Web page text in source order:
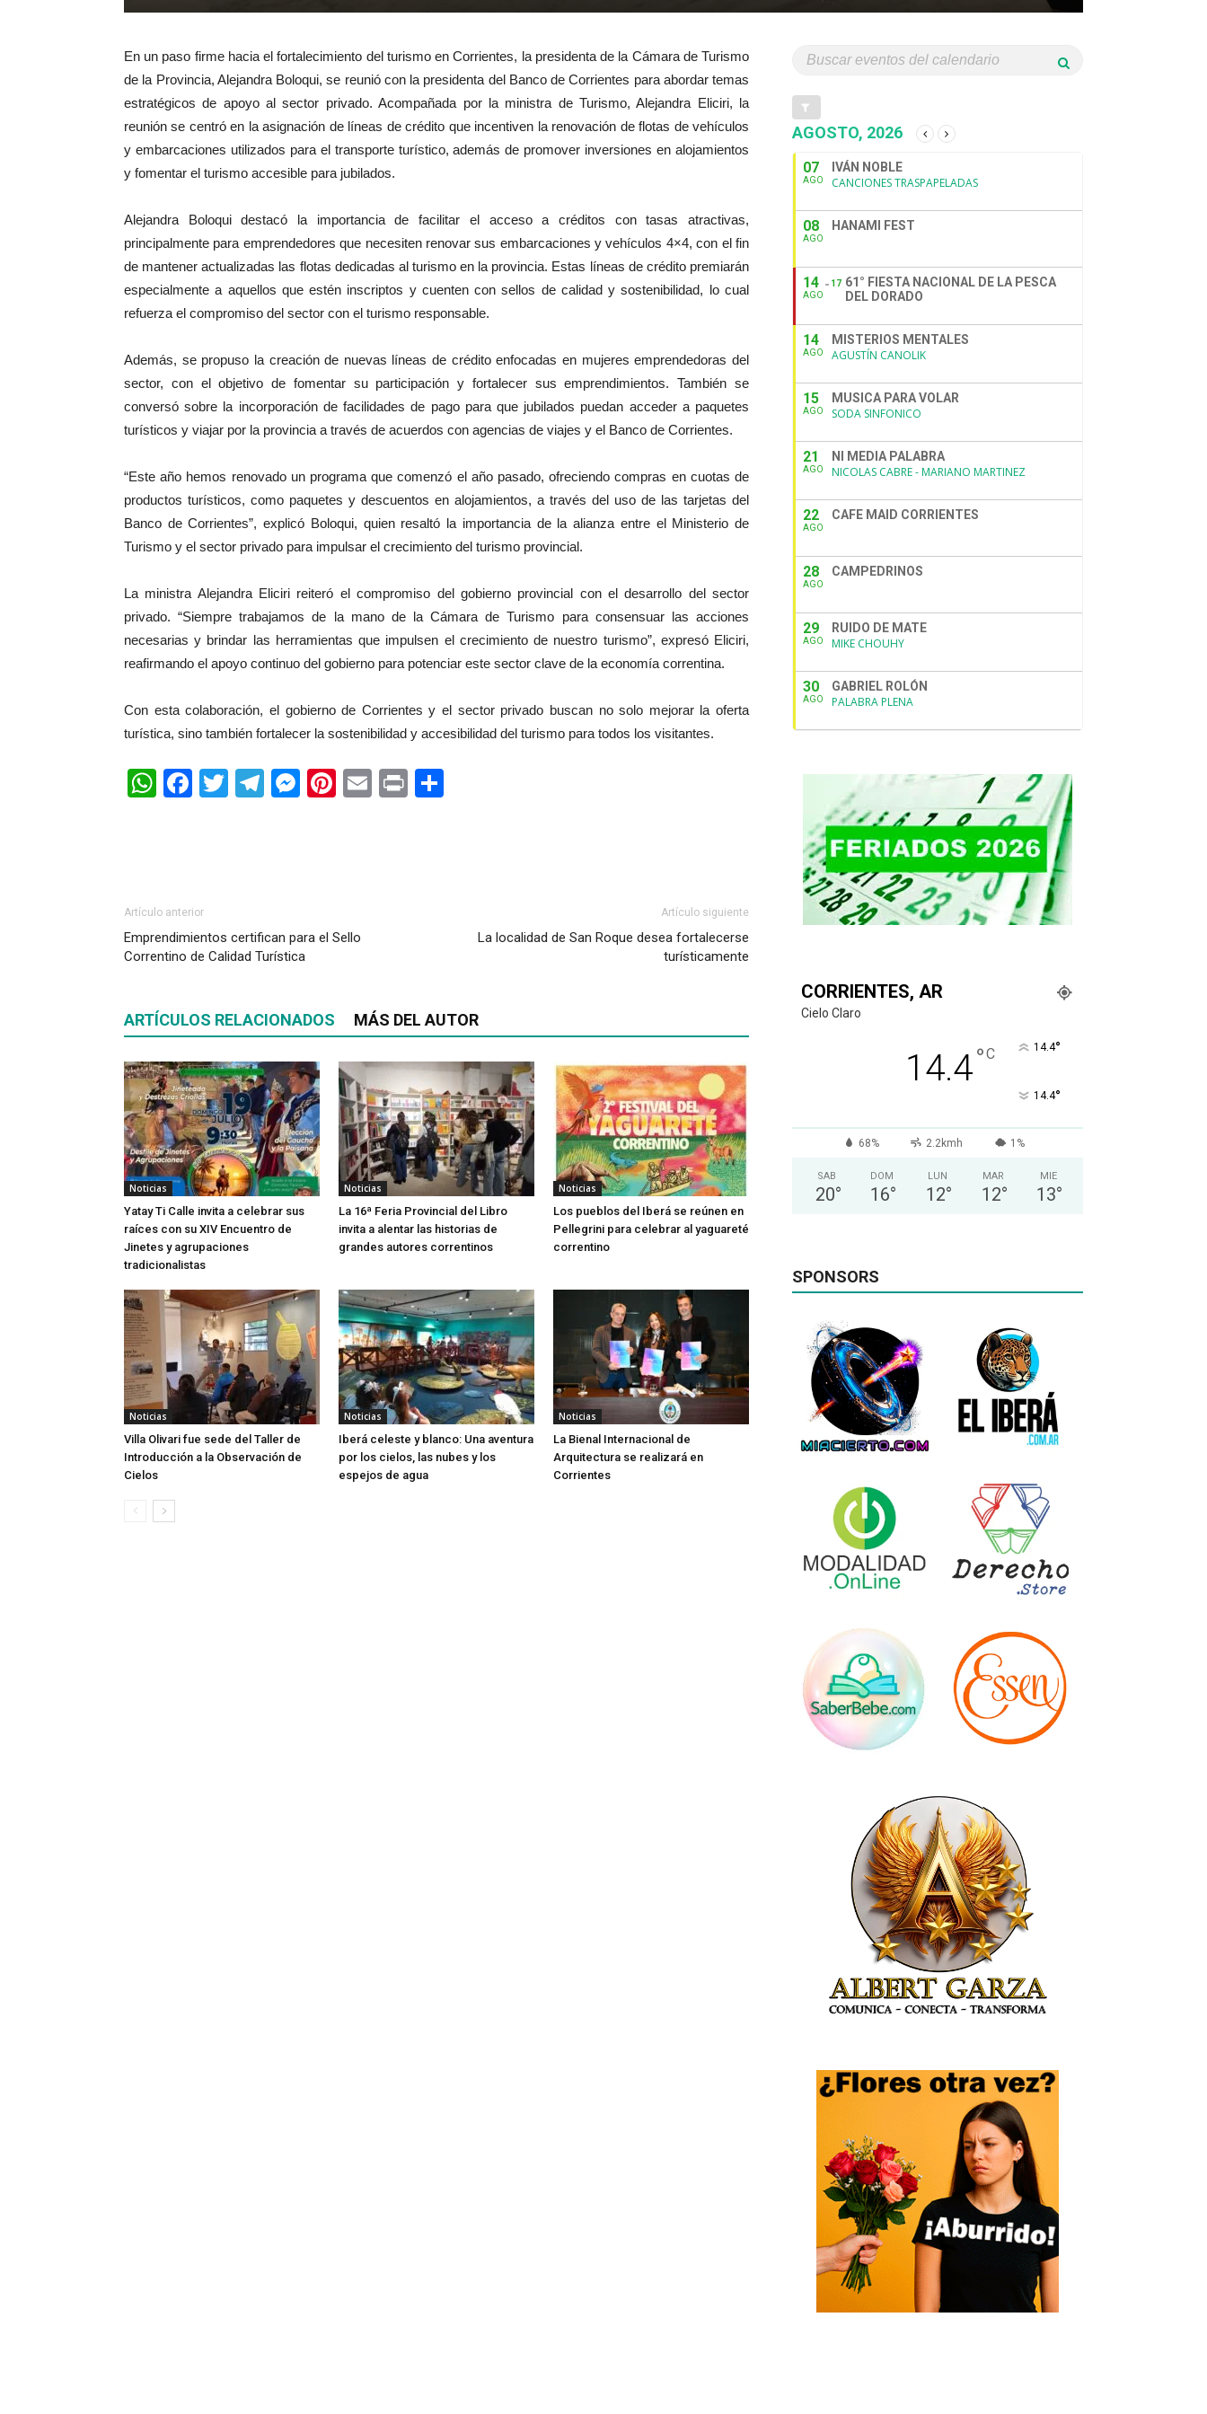
En un paso firme hacia el fortalecimiento del turismo en Corrientes, la presidenta de la Cámara de Turismo
de la Provincia, Alejandra Boloqui, se reunió con la presidenta del Banco de Corrientes para abordar temas
estratégicos de apoyo al sector privado. Acompañada por la ministra de Turismo, Alejandra Eliciri, la
reunión se centró en la asignación de líneas de crédito que incentiven la renovación de flotas de vehículos
y embarcaciones utilizados para el transporte turístico, además de promover inversiones en alojamientos
y fomentar el turismo accesible para jubilados.
Alejandra Boloqui destacó la importancia de facilitar el acceso a créditos con tasas atractivas,
principalmente para emprendedores que necesiten renovar sus embarcaciones y vehículos 4×4, con el fin
de mantener actualizadas las flotas dedicadas al turismo en la provincia. Estas líneas de crédito premiarán
especialmente a aquellos que estén inscriptos y cuenten con sellos de calidad y sostenibilidad, lo cual
refuerza el compromiso del sector con el turismo responsable.
Además, se propuso la creación de nuevas líneas de crédito enfocadas en mujeres emprendedoras del
sector, con el objetivo de fomentar su participación y fortalecer sus emprendimientos. También se
conversó sobre la incorporación de facilidades de pago para que jubilados puedan acceder a paquetes
turísticos y viajar por la provincia a través de acuerdos con agencias de viajes y el Banco de Corrientes.
“Este año hemos renovado un programa que comenzó el año pasado, ofreciendo compras en cuotas de
productos turísticos, como paquetes y descuentos en alojamientos, a través del uso de las tarjetas del
Banco de Corrientes”, explicó Boloqui, quien resaltó la importancia de la alianza entre el Ministerio de
Turismo y el sector privado para impulsar el crecimiento del turismo provincial.
La ministra Alejandra Eliciri reiteró el compromiso del gobierno provincial con el desarrollo del sector
privado. “Siempre trabajamos de la mano de la Cámara de Turismo para consensuar las acciones
necesarias y brindar las herramientas que impulsen el crecimiento de nuestro turismo”, expresó Eliciri,
reafirmando el apoyo continuo del gobierno para potenciar este sector clave de la economía correntina.
Con esta colaboración, el gobierno de Corrientes y el sector privado buscan no solo mejorar la oferta
turística, sino también fortalecer la sostenibilidad y accesibilidad del turismo para todos los visitantes.
WhatsApp
Facebook
TwitterTelegram
Messenger
Pinterest
EmailPrint
Artículo anterior
Emprendimientos certifican para el Sello
Correntino de Calidad Turística
Artículo siguiente
La localidad de San Roque desea fortalecerse
turísticamente
ARTÍCULOS RELACIONADOS MÁS DEL AUTOR
Noticias
Yatay Ti Calle invita a celebrar sus
raíces con su XIV Encuentro de
Jinetes y agrupaciones
tradicionalistas
Noticias
La 16ª Feria Provincial del Libro
invita a alentar las historias de
grandes autores correntinos
Noticias
Los pueblos del Iberá se reúnen en
Pellegrini para celebrar al yaguareté
correntino
Noticias
Villa Olivari fue sede del Taller de
Introducción a la Observación de
Cielos
Noticias
Iberá celeste y blanco: Una aventura
por los cielos, las nubes y los
espejos de agua
Noticias
La Bienal Internacional de
Arquitectura se realizará en
Corrientes
AGOSTO, 2026
07
AGO
IVÁN NOBLE
CANCIONES TRASPAPELADAS
08
AGO
HANAMI FEST
14
AGO
17 61° FIESTA NACIONAL DE LA PESCA
DEL DORADO
14
AGO
MISTERIOS MENTALES
AGUSTÍN CANOLIK
15
AGO
MUSICA PARA VOLAR
SODA SINFONICO
21
AGO
NI MEDIA PALABRA
NICOLAS CABRE - MARIANO MARTINEZ
22
AGO
CAFE MAID CORRIENTES
28
AGO
CAMPEDRINOS
29
AGO
RUIDO DE MATE
MIKE CHOUHY
30
AGO
GABRIEL ROLÓN
PALABRA PLENA
CORRIENTES, AR
Cielo Claro
14.4°C 14.4°
14.4°
68% 2.2kmh 1%
SAB
20°
DOM
16°
LUN
12°
MAR
12°
MIE
13°
SPONSORS